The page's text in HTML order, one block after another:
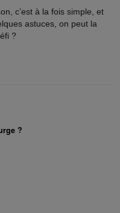
c’est à la fois simple, et
astuces, on peut la
?
?